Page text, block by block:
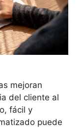
mejoran
del cliente al
fácil y
puede